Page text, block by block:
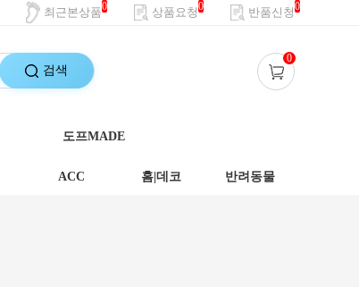
최근본상품0 상품요청0 반품신청0
검색
0
도프MADE
ACC 홈|데코 반려동물